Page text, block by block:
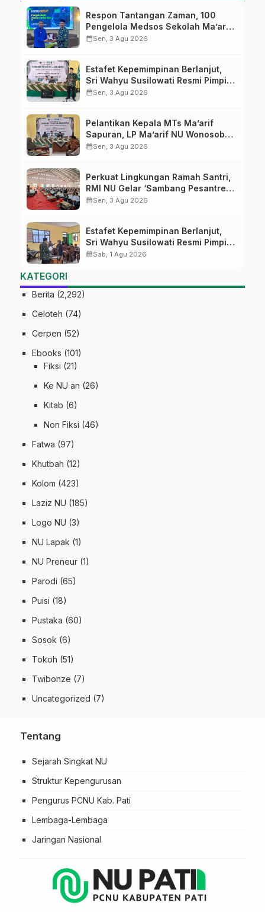
Respon Tantangan Zaman, 100
Pengelola Medsos Sekolah Ma’arif
Pekalongan Ikuti Pelatihan Literasi
calendar_monthSen, 3 Agu 2026
Estafet Kepemimpinan Berlanjut,
Sri Wahyu Susilowati Resmi Pimpin
MTs Ma’arif Sapuran
calendar_monthSen, 3 Agu 2026
Pelantikan Kepala MTs Ma’arif
Sapuran, LP Ma’arif NU Wonosobo
Tekankan Lima Amanah
calendar_monthSen, 3 Agu 2026
Perkuat Lingkungan Ramah Santri,
RMI NU Gelar ‘Sambang Pesantren’
di Pati
calendar_monthSen, 3 Agu 2026
Estafet Kepemimpinan Berlanjut,
Sri Wahyu Susilowati Resmi Pimpin
MTs Ma’arif Sapuran
calendar_monthSab, 1 Agu 2026
KATEGORI
Berita (2,292)
Celoteh (74)
Cerpen (52)
Ebooks (101)
Fiksi (21)
Ke NU an (26)
Kitab (6)
Non Fiksi (46)
Fatwa (97)
Khutbah (12)
Kolom (423)
Laziz NU (185)
Logo NU (3)
NU Lapak (1)
NU Preneur (1)
Parodi (65)
Puisi (18)
Pustaka (60)
Sosok (6)
Tokoh (51)
Twibonze (7)
Uncategorized (7)
Tentang
Sejarah Singkat NU
Struktur Kepengurusan
Pengurus PCNU Kab. Pati
Lembaga-Lembaga
Jaringan Nasional